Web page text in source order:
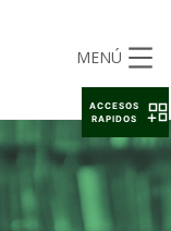
MENÚ
ACCESOS
RAPIDOS